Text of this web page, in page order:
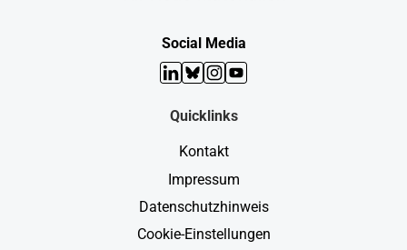
Social Media
LinkedIn
Bluesky
Instagram
YouTube
Quicklinks
Kontakt
Impressum
Datenschutzhinweis
Cookie-Einstellungen